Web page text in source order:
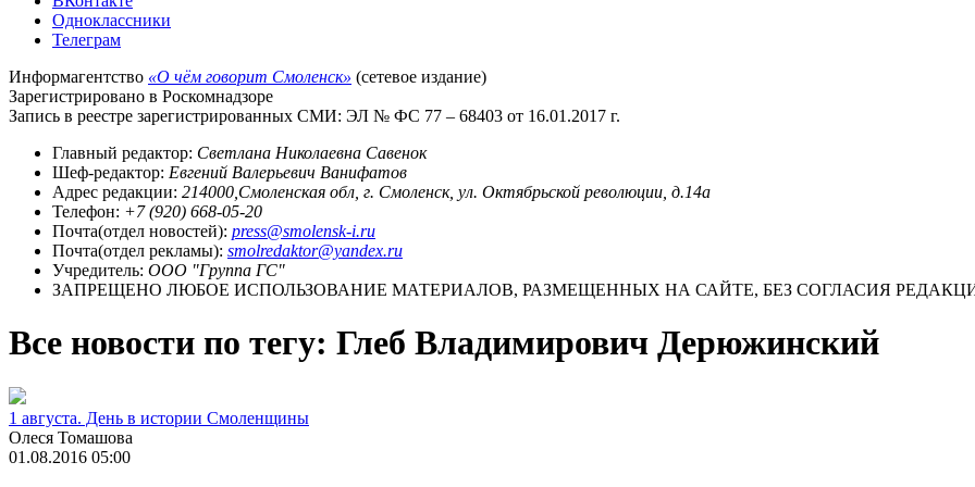
Одноклассники
Телеграм
Информагентство «О чём говорит Смоленск» (сетевое издание)
Зарегистрировано в Роскомнадзоре
Запись в реестре зарегистрированных СМИ: ЭЛ № ФС 77 – 68403 от 16.01.2017 г.
Главный редактор: Светлана Николаевна Савенок
Шеф-редактор: Евгений Валерьевич Ванифатов
Адрес редакции: 214000,Смоленская обл, г. Смоленск, ул. Октябрьской революции, д.14а
Телефон: +7 (920) 668-05-20
Почта(отдел новостей): press@smolensk-i.ru
Почта(отдел рекламы): smolredaktor@yandex.ru
Учредитель: ООО "Группа ГС"
ЗАПРЕЩЕНО ЛЮБОЕ ИСПОЛЬЗОВАНИЕ МАТЕРИАЛОВ, РАЗМЕЩЕННЫХ НА САЙТЕ, БЕЗ СОГЛАСИЯ
Все новости по тегу: Глеб Владимирович Дерюжинский
1 августа. День в истории Смоленщины
Олеся Томашова
01.08.2016 05:00